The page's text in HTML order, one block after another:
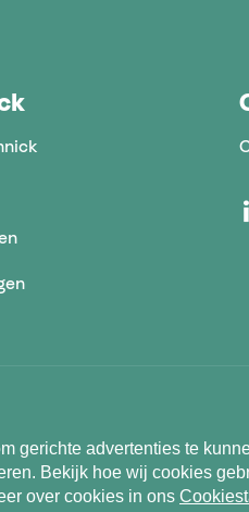
gerichte advertenties te
Bekijk hoe wij cookies
over cookies in ons